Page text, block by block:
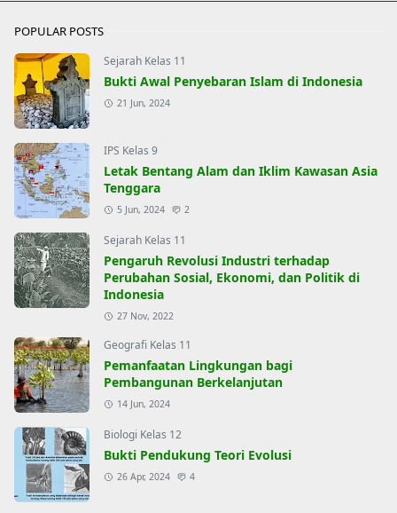
POPULAR POSTS
Sejarah Kelas 11
Bukti Awal Penyebaran Islam di Indonesia
21 Jun, 2024
IPS Kelas 9
Letak Bentang Alam dan Iklim Kawasan Asia
Tenggara
5 Jun, 2024 2
Sejarah Kelas 11
Pengaruh Revolusi Industri terhadap
Perubahan Sosial, Ekonomi, dan Politik di
Indonesia
27 Nov, 2022
Geografi Kelas 11
Pemanfaatan Lingkungan bagi
Pembangunan Berkelanjutan
14 Jun, 2024
Biologi Kelas 12
Bukti Pendukung Teori Evolusi
26 Apr, 2024 4